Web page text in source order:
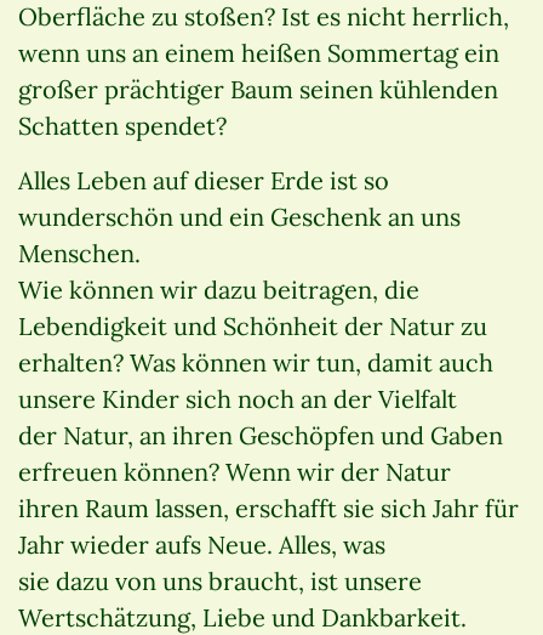
Oberfläche zu stoßen? Ist es nicht herrlich,
wenn uns an einem heißen Sommertag ein
großer prächtiger Baum seinen kühlenden
Schatten spendet?
Alles Leben auf dieser Erde ist so
wunderschön und ein Geschenk an uns
Menschen.
Wie können wir dazu beitragen, die
Lebendigkeit und Schönheit der Natur zu
erhalten? Was können wir tun, damit auch
unsere Kinder sich noch an der Vielfalt
der Natur, an ihren Geschöpfen und Gaben
erfreuen können? Wenn wir der Natur
ihren Raum lassen, erschafft sie sich Jahr für
Jahr wieder aufs Neue. Alles, was
sie dazu von uns braucht, ist unsere
Wertschätzung, Liebe und Dankbarkeit.